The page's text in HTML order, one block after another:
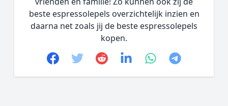
beste espressolepels overzichtelijk inzien en
daarna net zoals jij de beste espressolepels
kopen.
Facebook
TwitterRedditlinkedinwhatsapp
telegram